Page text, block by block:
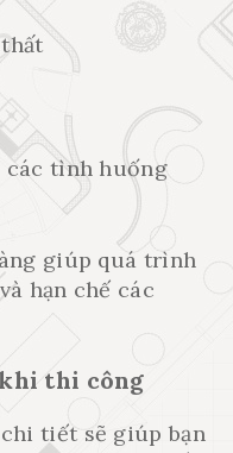
các tình huống
giúp quá trình
hạn chế các
thi công
chi tiết sẽ giúp bạn